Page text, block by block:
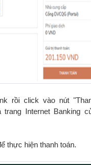
rồi click vào nút
Internet Banking
thực hiện thanh toán.